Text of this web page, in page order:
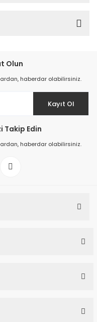
Olun
haberdar olabilirsiniz.
Kayıt Ol
Takip Edin
haberdar olabilirsiniz.